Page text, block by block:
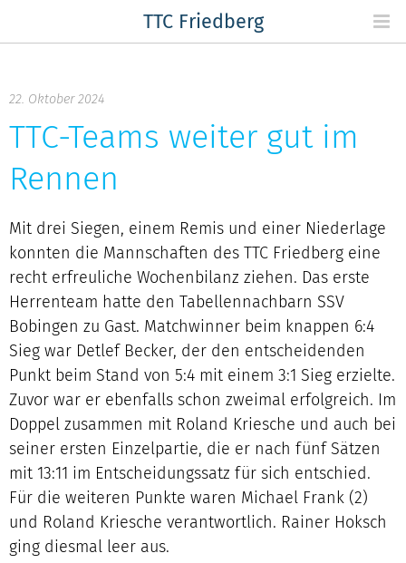
TTC Friedberg
22. Oktober 2024
TTC-Teams weiter gut im
Rennen
Mit drei Siegen, einem Remis und einer Niederlage
konnten die Mannschaften des TTC Friedberg eine
recht erfreuliche Wochenbilanz ziehen. Das erste
Herrenteam hatte den Tabellennachbarn SSV
Bobingen zu Gast. Matchwinner beim knappen 6:4
Sieg war Detlef Becker, der den entscheidenden
Punkt beim Stand von 5:4 mit einem 3:1 Sieg erzielte.
Zuvor war er ebenfalls schon zweimal erfolgreich. Im
Doppel zusammen mit Roland Kriesche und auch bei
seiner ersten Einzelpartie, die er nach fünf Sätzen
mit 13:11 im Entscheidungssatz für sich entschied.
Für die weiteren Punkte waren Michael Frank (2)
und Roland Kriesche verantwortlich. Rainer Hoksch
ging diesmal leer aus.